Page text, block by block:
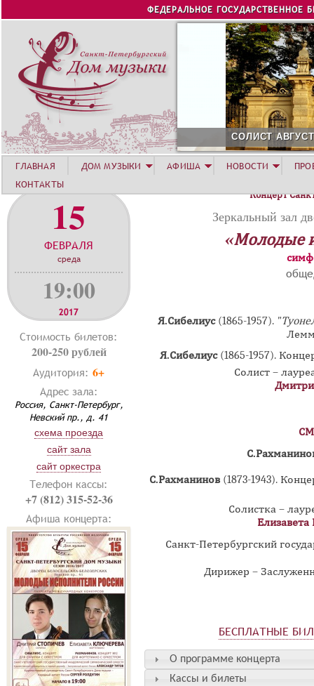
Jump to navigation
ФЕДЕРАЛЬНОЕ ГОСУДАРСТВЕННОЕ
СОЛИСТ АВГУСТА 2026
15
ФЕВРАЛЯ
среда
19:00
2017
Стоимость билетов:
200-250 рублей
Аудитория: 6+
Адрес зала:
Россия, Санкт-Петербург,
Невский пр., д. 41
схема проезда
сайт зала
сайт оркестра
Телефон кассы:
+7 (812) 315-52-36
Афиша концерта:
Концерт
Зеркальный зал
«Молодые
Я.Сибелиус (1865-1957).
Я.Сибелиус (1865-1957).
Солист –
С.Рахманинов (1873-1943).
Солистка –
Санкт-Петербургский
Дирижер –
БЕСПЛАТНЫЕ
О программе концерта
Кассы и билеты
ГЛАВНАЯ ДОМ МУЗЫКИ АФИША НОВОСТИ
КОНТАКТЫ